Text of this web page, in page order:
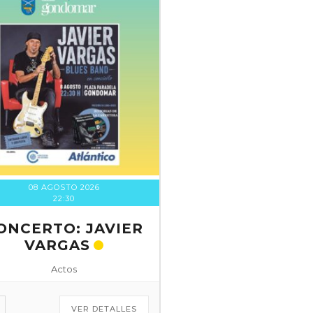
08 AGOSTO 2026
22:30
JAVIER
VARGAS
Actos
VER DETALLES